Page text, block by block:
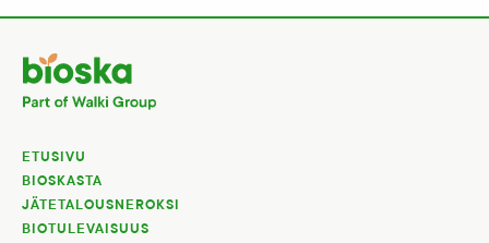
ETUSIVU
BIOSKASTA
JÄTETALOUSNEROKSI
BIOTULEVAISUUS